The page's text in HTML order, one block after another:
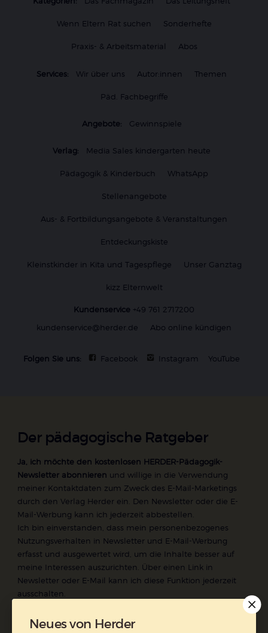
Wenn Eltern Rat suchen Sonderhefte
Praxis- & Arbeitsmaterial Abos
Services: Wir über uns Autor:innen Themen
Päd. Fachbegriffe
Angebote: Gewinnspiele
Verlag: Media Sales kindergarten heute
Pädagogik & Kinderbuch WhatsApp
Stellenangebote
Aus- & Fortbildungsangebote & Veranstaltungen
Entdeckungskiste
Kleinstkinder in Kita und Tagespflege Unser Ganztag
kizz Elternwelt
Kundenservice +49 761 2717200
kundenservice@herder.de
Abo online kündigen
Folgen Sie uns: Facebook Instagram YouTube
Der pädagogische Ratgeber
Ja, ich möchte den kostenlosen HERDER-Pädagogik-
Newsletter abonnieren und willige in die Verwendung
meiner Kontaktdaten zum Zweck des E-Mail-Marketings
durch den Verlag Herder ein. Den Newsletter oder die E-
Mail-Werbung kann ich jederzeit abbestellen.
Ich bin einverstanden, dass mein personenbezogenes
Nutzungsverhalten in Newsletter und E-Mail-Werbung
erfasst und ausgewertet wird, um die Inhalte besser auf
meine Interessen auszurichten. Über einen Link in
Newsletter oder E-Mail kann ich diese Funktion jederzeit
ausschalten.
Datenschutzhinweisen .
Neues von Herder